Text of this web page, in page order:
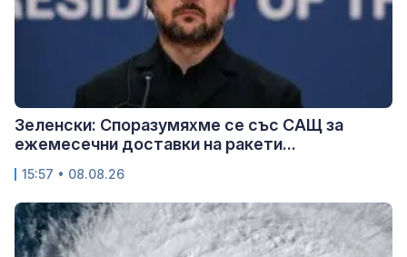
Зеленски: Споразумяхме се със САЩ за
ежемесечни доставки на ракети...
15:57 • 08.08.26